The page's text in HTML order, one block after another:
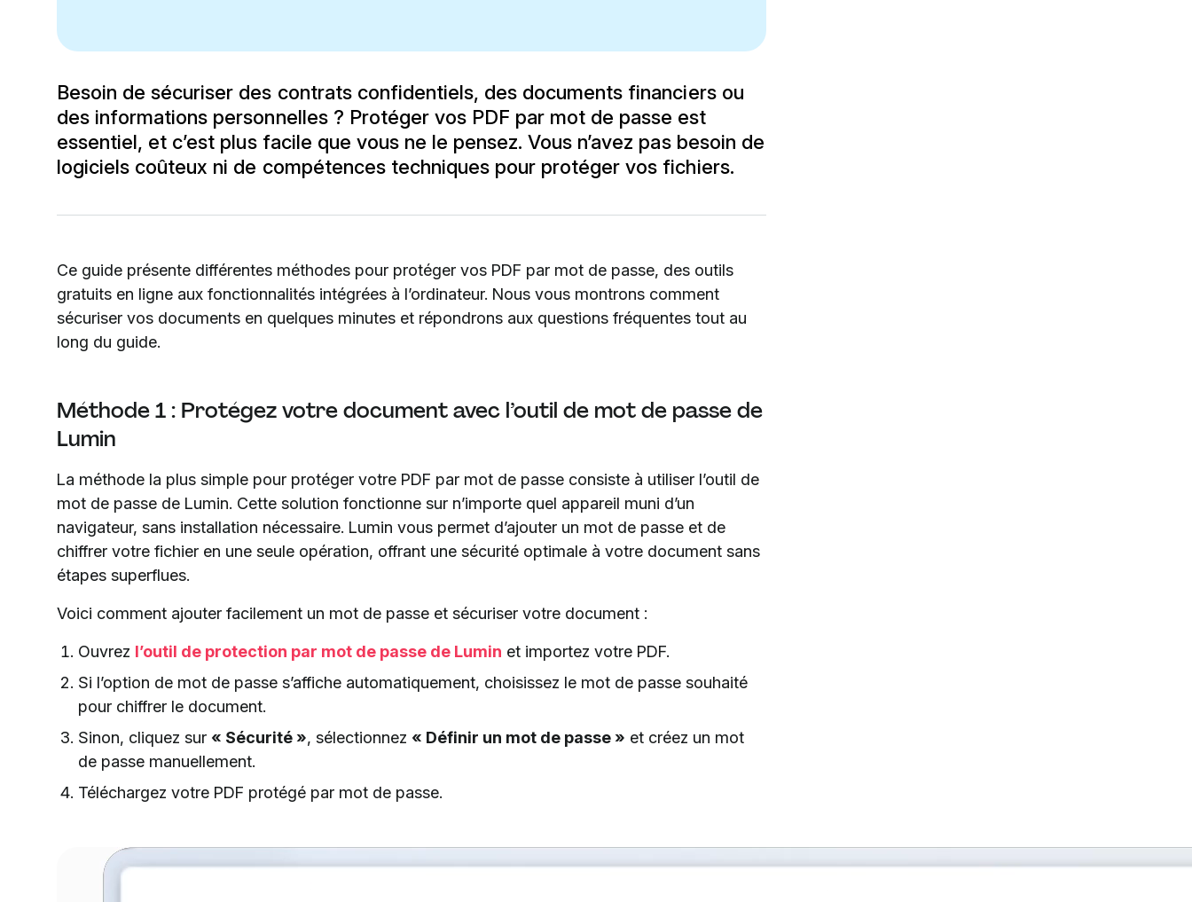
Besoin de sécuriser des contrats confidentiels, des documents financiers ou
des informations personnelles ? Protéger vos PDF par mot de passe est
essentiel, et c’est plus facile que vous ne le pensez. Vous n’avez pas besoin de
logiciels coûteux ni de compétences techniques pour protéger vos fichiers.
Ce guide présente différentes méthodes pour protéger vos PDF par mot de passe, des outils
gratuits en ligne aux fonctionnalités intégrées à l’ordinateur. Nous vous montrons comment
sécuriser vos documents en quelques minutes et répondrons aux questions fréquentes tout au
long du guide.
Méthode 1 : Protégez votre document avec l’outil de mot de passe de
Lumin
La méthode la plus simple pour protéger votre PDF par mot de passe consiste à utiliser l’outil de
mot de passe de Lumin. Cette solution fonctionne sur n’importe quel appareil muni d’un
navigateur, sans installation nécessaire. Lumin vous permet d’ajouter un mot de passe et de
chiffrer votre fichier en une seule opération, offrant une sécurité optimale à votre document sans
étapes superflues.
Voici comment ajouter facilement un mot de passe et sécuriser votre document :
Ouvrez l’outil de protection par mot de passe de Lumin et importez votre PDF.
Si l’option de mot de passe s’affiche automatiquement, choisissez le mot de passe souhaité
pour chiffrer le document.
Sinon, cliquez sur « Sécurité », sélectionnez « Définir un mot de passe » et créez un mot
de passe manuellement.
Téléchargez votre PDF protégé par mot de passe.